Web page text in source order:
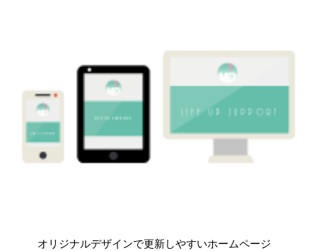
オリジナルデザインで更新しやすいホームページ